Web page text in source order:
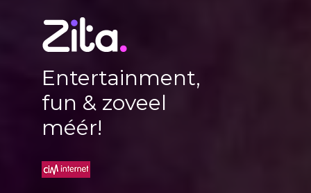
Entertainment,
fun & zoveel
méér!